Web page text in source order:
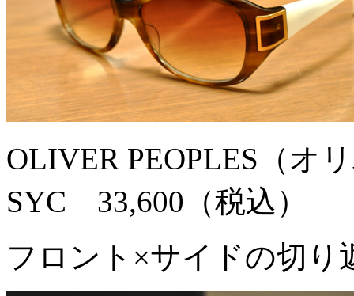
OLIVER PEOPLES（オ
SYC 33,600（税込）
フロント×サイドの切り